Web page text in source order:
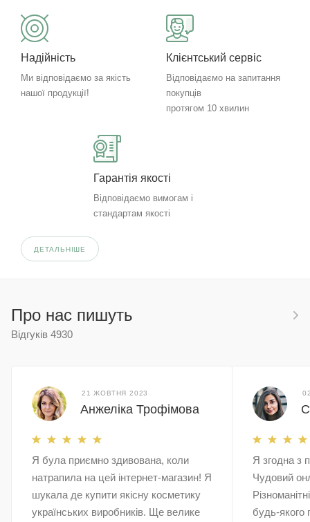
Надійність
Ми відповідаємо за якість
нашої продукції!
Клієнтський сервіс
Відповідаємо на запитання
покупців
протягом 10 хвилин
Гарантія якості
Відповідаємо вимогам і
стандартам якості
ДЕТАЛЬНІШЕ
Про нас пишуть
Відгуків 4930
21 ЖОВТНЯ 2023
Анжеліка Трофімова
Я була приємно здивована, коли
натрапила на цей інтернет-магазин! Я
шукала де купити якісну косметику
українських виробників. Ще велике
Я згодна з
Чудовий
будь-якого